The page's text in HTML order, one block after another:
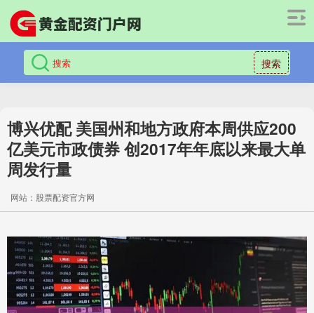
搜索
博兴优配 美国州和地方政府本周供应200
亿美元市政债券 创2017年年底以来最大单
周发行量
网站：股票配资官方网